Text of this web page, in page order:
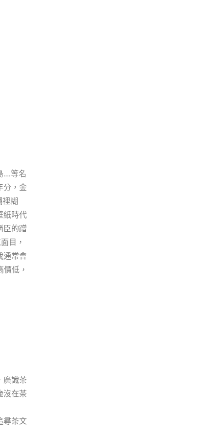
….等名
分，金
裡糊
紙時代
臣的蹭
目，
通常會
低，
廣識茶
沒在茶
尋茶文